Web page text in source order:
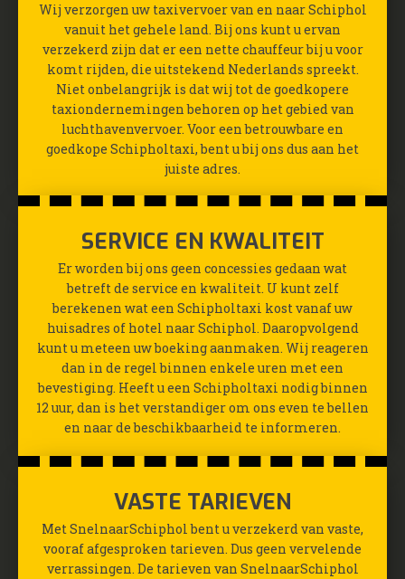
Wij verzorgen uw taxivervoer van en naar Schiphol
vanuit het gehele land. Bij ons kunt u ervan
verzekerd zijn dat er een nette chauffeur bij u voor
komt rijden, die uitstekend Nederlands spreekt.
Niet onbelangrijk is dat wij tot de goedkopere
taxiondernemingen behoren op het gebied van
luchthavenvervoer. Voor een betrouwbare en
goedkope Schipholtaxi, bent u bij ons dus aan het
juiste adres.
SERVICE EN KWALITEIT
Er worden bij ons geen concessies gedaan wat
betreft de service en kwaliteit. U kunt zelf
berekenen wat een Schipholtaxi kost vanaf uw
huisadres of hotel naar Schiphol. Daaropvolgend
kunt u meteen uw boeking aanmaken. Wij reageren
dan in de regel binnen enkele uren met een
bevestiging. Heeft u een Schipholtaxi nodig binnen
12 uur, dan is het verstandiger om ons even te bellen
en naar de beschikbaarheid te informeren.
VASTE TARIEVEN
Met SnelnaarSchiphol bent u verzekerd van vaste,
vooraf afgesproken tarieven. Dus geen vervelende
verrassingen. De tarieven van SnelnaarSchiphol